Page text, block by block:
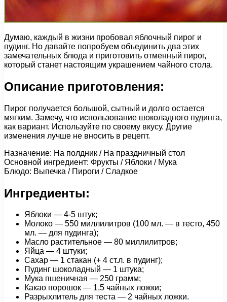
Думаю, каждый в жизни пробовал яблочный пирог и
пудинг. Но давайте попробуем объединить два этих
замечательных блюда и приготовить отменный пирог,
который станет настоящим украшением чайного стола.
Описание приготовления:
Пирог получается большой, сытный и долго остается
мягким. Замечу, что использование шоколадного пудинга,
как вариант. Используйте по своему вкусу. Другие
изменения лучше не вносить в рецепт.
Назначение: На полдник / На праздничный стол
Основной ингредиент: Фрукты / Яблоки / Мука
Блюдо: Выпечка / Пироги / Сладкое
Ингредиенты:
Яблоки — 4-5 штук;
Молоко — 550 миллилитров (100 мл. — в тесто, 450
мл. — для пудинга);
Масло растительное — 80 миллилитров;
Яйца — 4 штуки;
Сахар — 1 стакан (+ 4 ст.л. в пудинг);
Пудинг шоколадный — 1 штука;
Мука пшеничная — 250 грамм;
Какао порошок — 1,5 чайных ложки;
Разрыхлитель для теста — 2 чайных ложки.